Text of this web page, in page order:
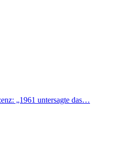
„1961 untersagte das…